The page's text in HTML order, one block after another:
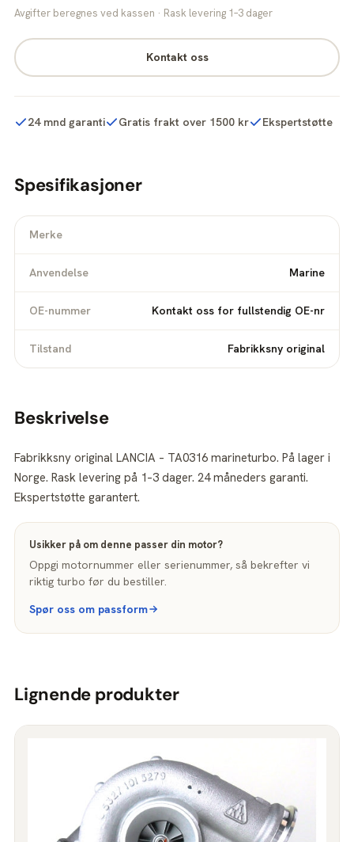
Avgifter beregnes ved kassen · Rask levering 1–3 dager
Kontakt oss
24 mnd garanti Gratis frakt over 1500 kr Ekspertstøtte
Spesifikasjoner
Merke
Anvendelse Marine
OE-nummer Kontakt oss for fullstendig OE-nr
Tilstand Fabrikksny original
Beskrivelse
Fabrikksny original LANCIA – TA0316 marineturbo. På lager i
Norge. Rask levering på 1–3 dager. 24 måneders garanti.
Ekspertstøtte garantert.
Usikker på om denne passer din motor?
Oppgi motornummer eller serienummer, så bekrefter vi
riktig turbo før du bestiller.
Spør oss om passform
Lignende produkter